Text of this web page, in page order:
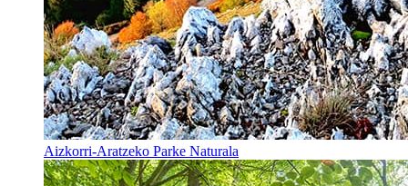
Aizkorri-Aratzeko Parke Naturala